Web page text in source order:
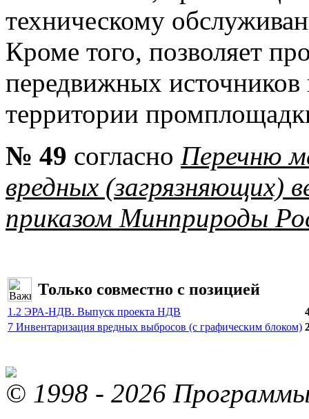
техническому
Кроме того, позволяет
передвижных
территории
№ 49 согласно Перечню
вредных (загрязняющих)
приказом Минприроды
Только совместно с позицией
1.2 ЭРА-НДВ. Выпуск проекта НДВ
7 Инвентаризация вредных выбросов (с графическим блоком)
© 1998 - 2026 Программы